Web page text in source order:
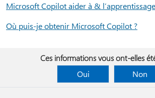
Microsoft Copilot aider à & l’apprentissage
Où puis-je obtenir Microsoft Copilot ?
Ces informations vous ont-elles
Oui
Non